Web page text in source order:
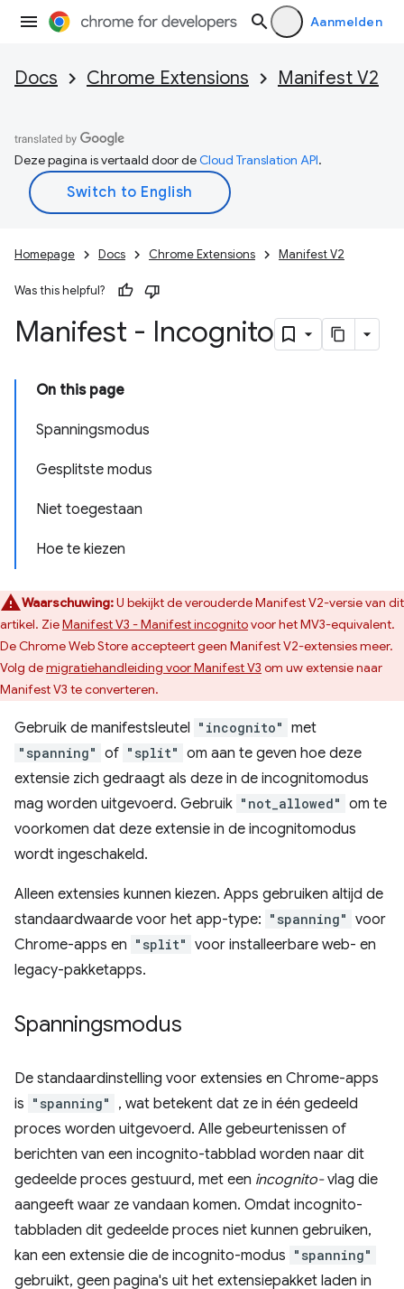
Aanmelden
Docs Chrome Extensions Manifest V2
Deze pagina is vertaald door deCloud Translation API.
Homepage Docs Chrome Extensions Manifest V2
Was this helpful?
Manifest - Incognito
On this page
Spanningsmodus
Gesplitste modus
Niet toegestaan
Hoe te kiezen
Waarschuwing:U bekijkt de verouderde Manifest V2-versie van dit
artikel. ZieManifest V3 - Manifest incognitovoor het MV3-equivalent.
De Chrome Web Store accepteert geen Manifest V2-extensies meer.
Volg demigratiehandleiding voor Manifest V3 om uw extensie naar
Manifest V3 te converteren.
Gebruik de manifestsleutel "incognito" met
"spanning" of "split" om aan te geven hoe deze
extensie zich gedraagt ​​als deze in de incognitomodus
mag worden uitgevoerd. Gebruik "not_allowed" om te
voorkomen dat deze extensie in de incognitomodus
wordt ingeschakeld.
Alleen extensies kunnen kiezen. Apps gebruiken altijd de
standaardwaarde voor het app-type: "spanning" voor
Chrome-apps en "split" voor installeerbare web- en
legacy-pakketapps.
Spanningsmodus
De standaardinstelling voor extensies en Chrome-apps
is "spanning"
, wat betekent dat ze in één gedeeld
proces worden uitgevoerd. Alle gebeurtenissen of
berichten van een incognito-tabblad worden naar dit
gedeelde proces gestuurd, met een incognito-vlag die
aangeeft waar ze vandaan komen. Omdat incognito-
tabbladen dit gedeelde proces niet kunnen gebruiken,
kan een extensie die de incognito-modus "spanning"
gebruikt, geen pagina's uit het extensiepakket laden in